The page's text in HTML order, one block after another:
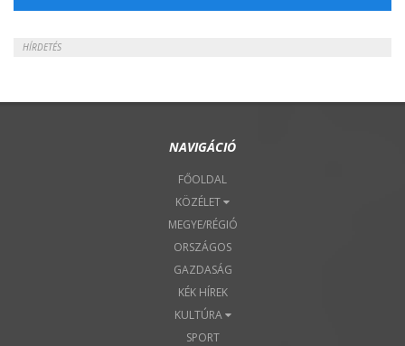
HÍRDETÉS
NAVIGÁCIÓ
FŐOLDAL
KÖZÉLET
MEGYE/RÉGIÓ
ORSZÁGOS
GAZDASÁG
KÉK HÍREK
KULTÚRA
SPORT